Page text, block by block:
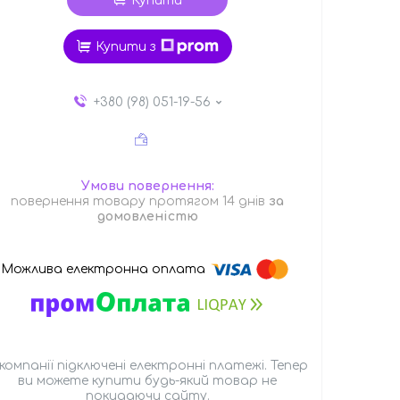
Купити з
+380 (98) 051-19-56
повернення товару протягом 14 днів за
домовленістю
підключені електронні платежі. Тепер
ви можете купити будь-який товар не
покидаючи сайту.